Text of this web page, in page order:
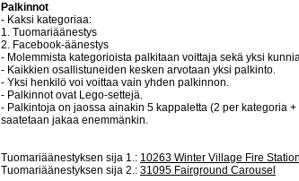
Palkinnot
- Kaksi kategoriaa:
1. Tuomariäänestys
2. Facebook-äänestys
- Molemmista kategorioista palkitaan voittaja sekä yksi
- Kaikkien osallistuneiden kesken arvotaan yksi palkinto.
- Yksi henkilö voi voittaa vain yhden palkinnon.
- Palkinnot ovat Lego-settejä.
- Palkintoja on jaossa ainakin 5 kappaletta (2 per kategoria
saatetaan jakaa enemmänkin.
Tuomariäänestyksen sija 1.: 10263 Winter Village Fire Station
Tuomariäänestyksen sija 2.: 31095 Fairground Carousel